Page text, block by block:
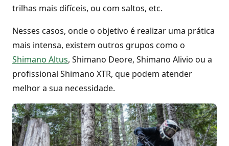
trilhas mais difíceis, ou com saltos, etc.
Nesses casos, onde o objetivo é realizar uma prática
mais intensa, existem outros grupos como o
Shimano Altus, Shimano Deore, Shimano Alivio ou a
profissional Shimano XTR, que podem atender
melhor a sua necessidade.